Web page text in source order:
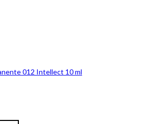
012 Intellect 10 ml